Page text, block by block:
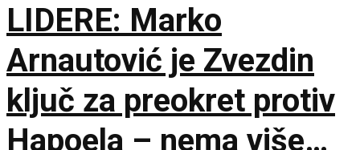
LIDERE: Marko
Arnautović je Zvezdin
ključ za preokret protiv
Hapoela – nema više